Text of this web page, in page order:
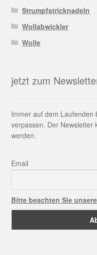
Strumpfstricknadeln
Wollabwickler
Wolle
jetzt zum
Immer auf dem Laufenden
verpassen. Der Newsletter
werden.
Email
Bitte beachten Sie